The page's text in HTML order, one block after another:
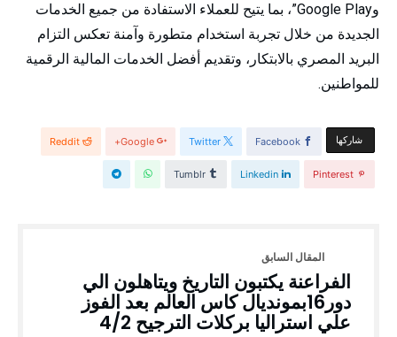
وGoogle Play”، بما يتيح للعملاء الاستفادة من جميع الخدمات
الجديدة من خلال تجربة استخدام متطورة وآمنة تعكس التزام
البريد المصري بالابتكار، وتقديم أفضل الخدمات المالية الرقمية
للمواطنين.
‫‫ شاركها‬ Facebook
Twitter
Google+
Reddit
Pinterest
Linkedin
Tumblr
الفراعنة يكتبون التاريخ ويتاهلون الي
دور16بمونديال كاس العالم بعد الفوز
علي استراليا بركلات الترجيح 4/2